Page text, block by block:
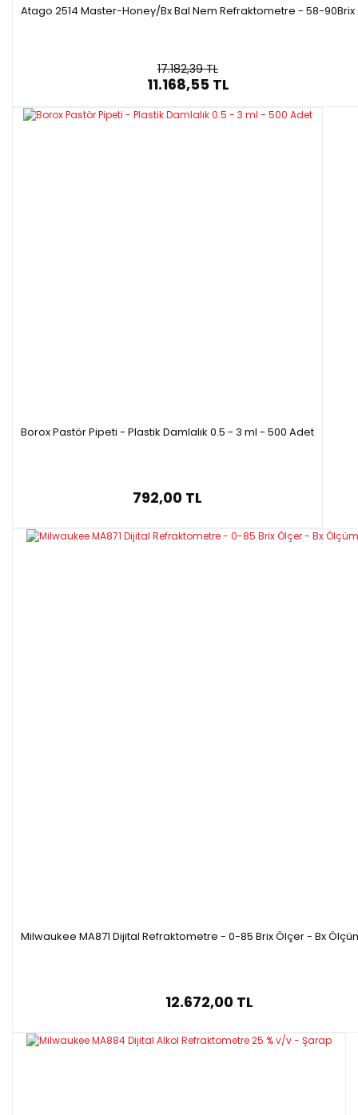
Atago 2514 Master-Honey/Bx Bal Nem Refraktometre - 58-90Brix
17.182,39 TL
11.168,55 TL
Borox Pastör Pipeti - Plastik Damlalık 0.5 - 3 ml - 500 Adet
792,00 TL
Milwaukee MA871 Dijital Refraktometre - 0-85 Brix Ölçer - Bx
12.672,00 TL